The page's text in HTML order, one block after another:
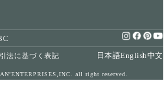
法に基づく表記 日本語English中文
all right reserved.